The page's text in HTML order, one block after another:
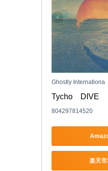
Ghostly Internationa
Tycho　DIVE
804297814520
楽天